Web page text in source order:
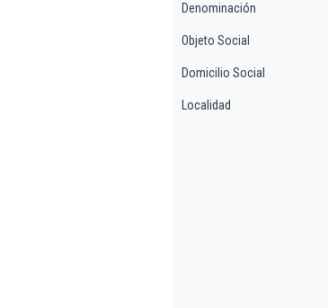
Denominación
Objeto Social
Domicilio Social
Localidad